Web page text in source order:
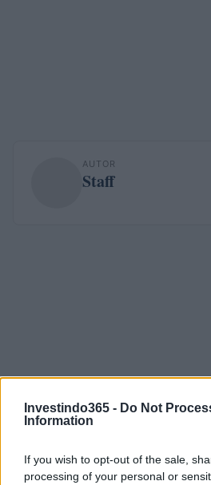
Investindo365 - Do Not
Information
If you wish to opt-out of the sale,
processing of your personal or
AUTOR
Staff